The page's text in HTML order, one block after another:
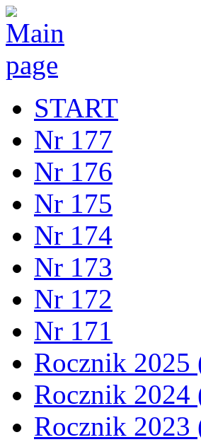
START
Nr 177
Nr 176
Nr 175
Nr 174
Nr 173
Nr 172
Nr 171
Rocznik 2025
Rocznik 2024
Rocznik 2023